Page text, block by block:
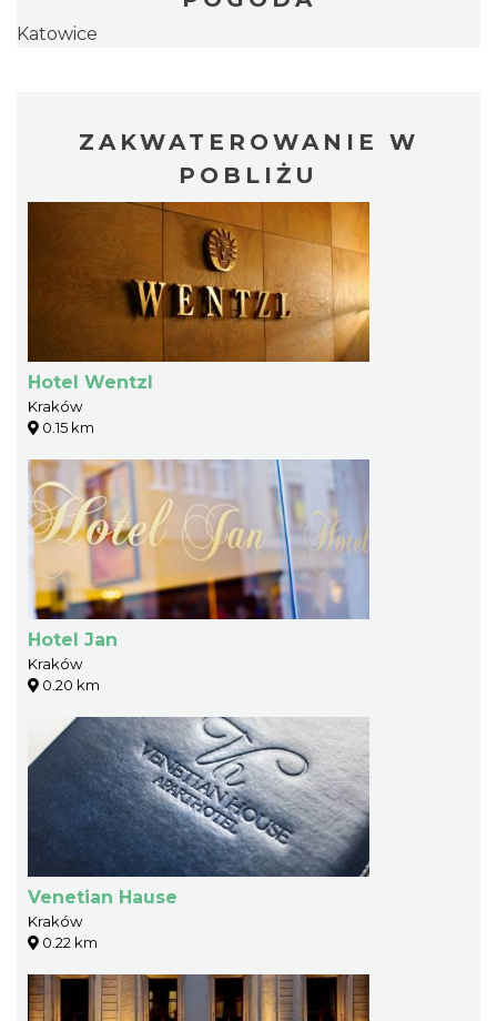
Katowice
ZAKWATEROWANIE W
POBLIŻU
Hotel Wentzl
Kraków
0.15 km
Hotel Jan
Kraków
0.20 km
Venetian Hause
Kraków
0.22 km